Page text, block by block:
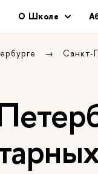
О Школе
Санкт-